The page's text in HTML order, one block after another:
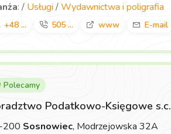
: / Usługi /Wydawnictwa i poligrafia
+48 ... 505 ... www E-mail
Polecamy
Podatkowo-Księgowe s.c.
Sosnowiec, Modrzejowska 32A